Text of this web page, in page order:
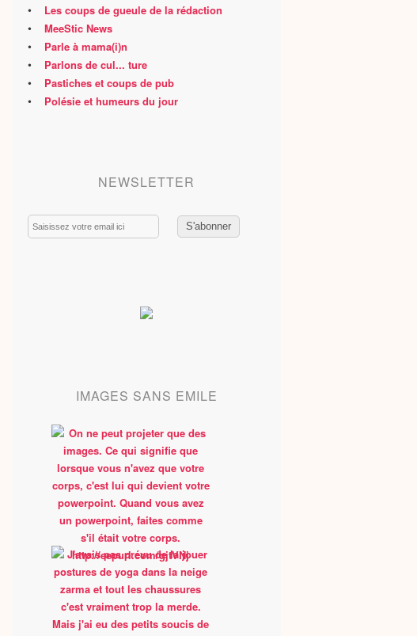
• Les coups de gueule de la rédaction
• MeeStic News
• Parle à mama(i)n
• Parlons de cul... ture
• Pastiches et coups de pub
• Polésie et humeurs du jour
NEWSLETTER
Email
IMAGES SANS EMILE